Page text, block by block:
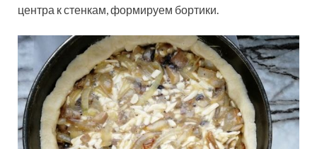
центра к стенкам, формируем бортики.